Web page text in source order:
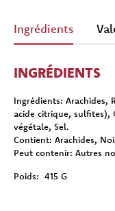
Ingrédients
INGRÉDIENTS
Ingrédients: Arachides,
acide citrique, sulfites),
végétale, Sel.
Contient: Arachides,
Peut contenir: Autres
Poids: 415 G